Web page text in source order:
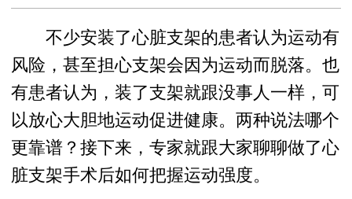
不少安装了心脏支架的患者认为运动有
风险，甚至担心支架会因为运动而脱落。也
有患者认为，装了支架就跟没事人一样，可
以放心大胆地运动促进健康。两种说法哪个
更靠谱？接下来，专家就跟大家聊聊做了心
脏支架手术后如何把握运动强度。